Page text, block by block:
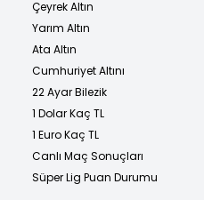
Çeyrek Altın
Yarım Altın
Ata Altın
Cumhuriyet Altını
22 Ayar Bilezik
1 Dolar Kaç TL
1 Euro Kaç TL
Canlı Maç Sonuçları
Süper Lig Puan Durumu